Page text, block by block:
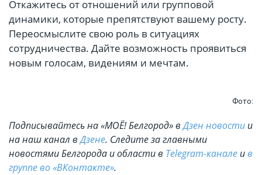
Откажитесь от отношений или групповой
динамики, которые препятствуют вашему росту.
Переосмыслите свою роль в ситуациях
сотрудничества. Дайте возможность проявиться
новым голосам, видениям и мечтам.
Фото:
Подписывайтесь на «МОЁ! Белгород» вДзен новости и
на наш канал вДзене. Cледите за главными
новостями Белгорода и области в Telegram-канале ив
группе во «ВКонтакте».